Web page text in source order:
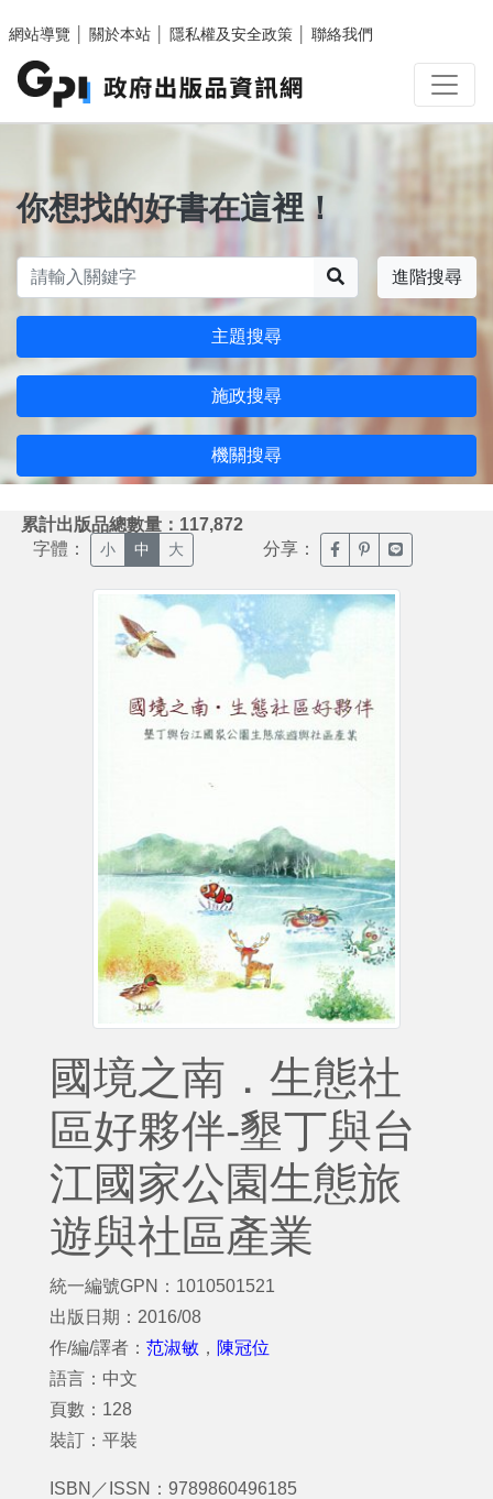
網站導覽
關於本站 隱私權及安全政策 聯絡我們
你想找的好書在這裡！
進階搜尋
主題搜尋
施政搜尋
機關搜尋
累計出版品總數量：117,872
字體： 小 中 大 分享： 臉書分享(另開新視窗)
噗浪分享(另開新
Line分享(另
國境之南．生態社
區好夥伴-墾丁與台
江國家公園生態旅
遊與社區產業
統一編號GPN：1010501521
出版日期：2016/08
作/編/譯者： 范淑敏 ， 陳冠位
語言：中文
頁數：128
裝訂：平裝
ISBN／ISSN：9789860496185